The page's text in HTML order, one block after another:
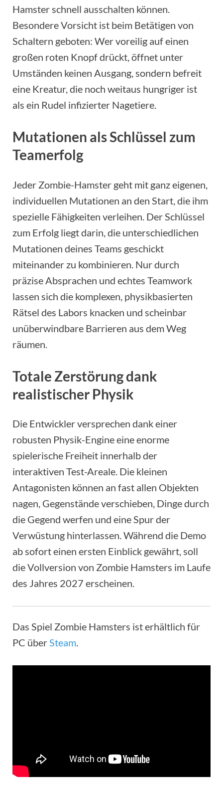
Hamster schnell ausschalten können.
Besondere Vorsicht ist beim Betätigen von
Schaltern geboten: Wer voreilig auf einen
großen roten Knopf drückt, öffnet unter
Umständen keinen Ausgang, sondern befreit
eine Kreatur, die noch weitaus hungriger ist
als ein Rudel infizierter Nagetiere.
Mutationen als Schlüssel zum
Teamerfolg
Jeder Zombie-Hamster geht mit ganz eigenen,
individuellen Mutationen an den Start, die ihm
spezielle Fähigkeiten verleihen. Der Schlüssel
zum Erfolg liegt darin, die unterschiedlichen
Mutationen deines Teams geschickt
miteinander zu kombinieren. Nur durch
präzise Absprachen und echtes Teamwork
lassen sich die komplexen, physikbasierten
Rätsel des Labors knacken und scheinbar
unüberwindbare Barrieren aus dem Weg
räumen.
Totale Zerstörung dank
realistischer Physik
Die Entwickler versprechen dank einer
robusten Physik-Engine eine enorme
spielerische Freiheit innerhalb der
interaktiven Test-Areale. Die kleinen
Antagonisten können an fast allen Objekten
nagen, Gegenstände verschieben, Dinge durch
die Gegend werfen und eine Spur der
Verwüstung hinterlassen. Während die Demo
ab sofort einen ersten Einblick gewährt, soll
die Vollversion von Zombie Hamsters im Laufe
des Jahres 2027 erscheinen.
Das Spiel Zombie Hamsters ist erhältlich für
PC über Steam